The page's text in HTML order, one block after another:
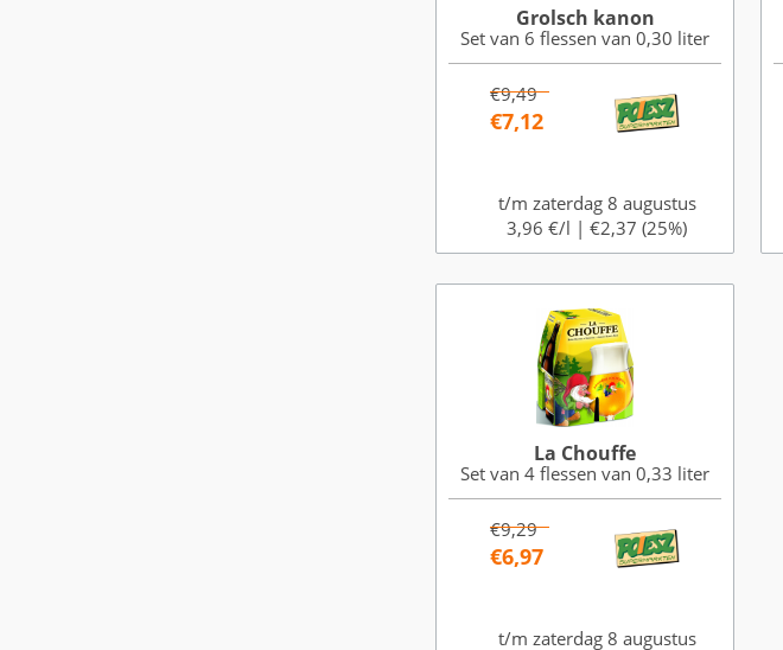
Grolsch kanon
Set van 6 flessen van 0,30 liter
€9,49
€7,12
t/m zaterdag 8 augustus
3,96 €/l | €2,37 (25%)
La Chouffe
Set van 4 flessen van 0,33 liter
€9,29
€6,97
t/m zaterdag 8 augustus